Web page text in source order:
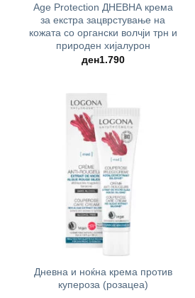
Age Protection ДНЕВНА крема
за екстра зацврстување на
кожата со органски волчји трн и
природен хијалурон
ден1.790
Дневна и ноќна крема против
купероза (розацеа)